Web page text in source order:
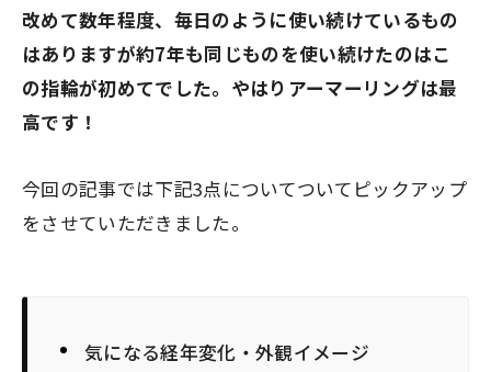
改めて数年程度、毎日のように使い続けているもの
はありますが約7年も同じものを使い続けたのはこ
の指輪が初めてでした。やはりアーマーリングは最
高です！
今回の記事では下記3点についてついてピックアップ
をさせていただきました。
気になる経年変化・外観イメージ